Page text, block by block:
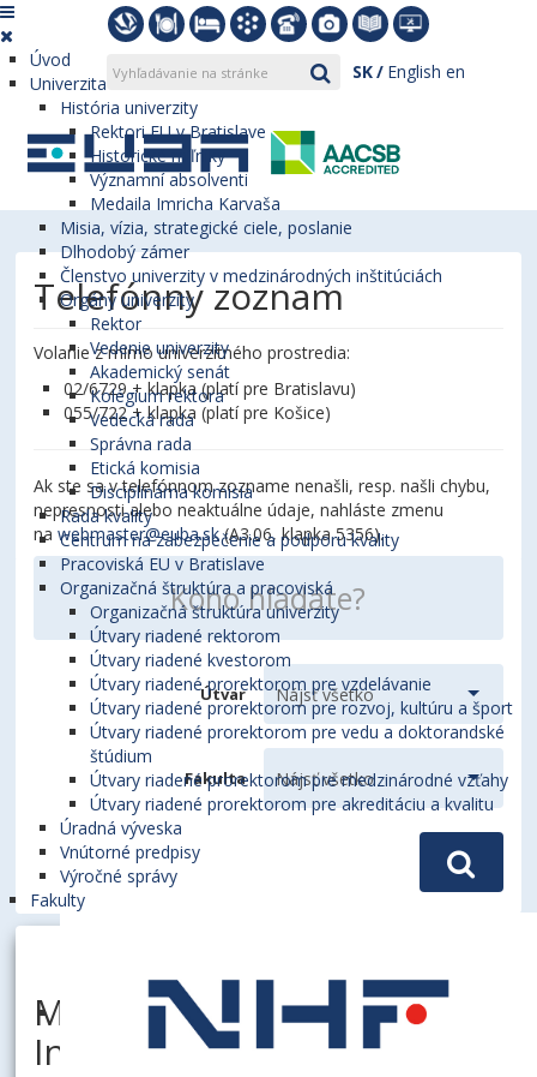
SK English en
Úvod
Univerzita
História univerzity
Rektori EU v Bratislave
Historické míľniky
Významní absolventi
Medaila Imricha Karvaša
Misia, vízia, strategické ciele, poslanie
Dlhodobý zámer
Členstvo univerzity v medzinárodných inštitúciách
Orgány univerzity
Rektor
Vedenie univerzity
Akademický senát
Kolégium rektora
Vedecká rada
Správna rada
Etická komisia
Disciplinárna komisia
Rada kvality
Centrum na zabezpečenie a podporu kvality
Pracoviská EU v Bratislave
Organizačná štruktúra a pracoviská
Organizačná štruktúra univerzity
Útvary riadené rektorom
Útvary riadené kvestorom
Útvary riadené prorektorom pre vzdelávanie
Útvary riadené prorektorom pre rozvoj, kultúru a šport
Útvary riadené prorektorom pre vedu a doktorandské
štúdium
Útvary riadené prorektorom pre medzinárodné vzťahy
Útvary riadené prorektorom pre akreditáciu a kvalitu
Úradná výveska
Vnútorné predpisy
Výročné správy
Fakulty
Telefónny zoznam
Volanie z mimo univerzitného prostredia:
02/6729 + klapka (platí pre Bratislavu)
055/722 + klapka (platí pre Košice)
Ak ste sa v telefónnom zozname nenašli, resp. našli chybu,
nepresnosti alebo neaktuálne údaje, nahláste zmenu
nawebmaster@euba.sk(A3.06, klapka 5356).
Útvar
Fakulta
MELUCHOVÁ, Jitka, doc.
Ing., PhD.